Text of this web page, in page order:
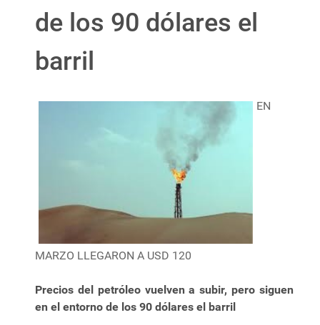
de los 90 dólares el
barril
EN
MARZO LLEGARON A USD 120
Precios del petróleo vuelven a subir, pero siguen
en el entorno de los 90 dólares el barril